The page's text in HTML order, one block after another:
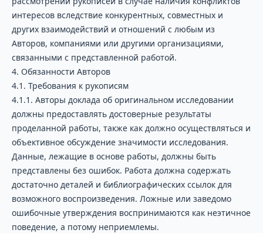
интересов вследствие конкурентных, совместных и
других взаимодействий и отношений с любым из
Авторов, компаниями или другими организациями,
связанными с представленной работой.
4. Обязанности Авторов
4.1. Требования к рукописям
4.1.1. Авторы доклада об оригинальном исследовании
должны предоставлять достоверные результаты
проделанной работы, также как должно осуществляться и
объективное обсуждение значимости исследования.
Данные, лежащие в основе работы, должны быть
представлены без ошибок. Работа должна содержать
достаточно деталей и библиографических ссылок для
возможного воспроизведения. Ложные или заведомо
ошибочные утверждения воспринимаются как неэтичное
поведение, а потому неприемлемы.